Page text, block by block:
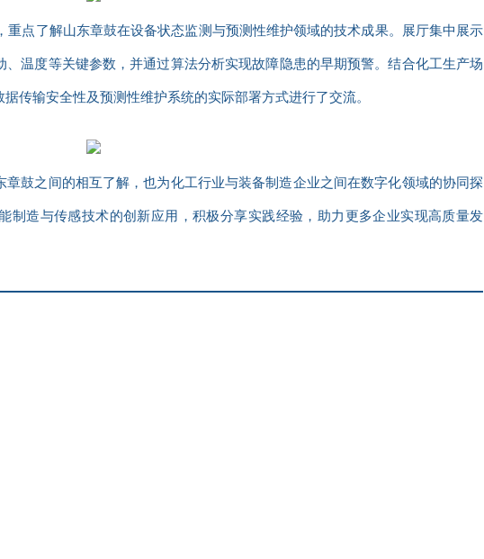
重点了解山东章鼓在设备状态监测与预测性维护领域的技术成果。展厅集中展示
、温度等关键参数，并通过算法分析实现故障隐患的早期预警。结合化工生产场
传输安全性及预测性维护系统的实际部署方式进行了交流。
鼓之间的相互了解，也为化工行业与装备制造企业之间在数字化领域的协同探
制造与传感技术的创新应用，积极分享实践经验，助力更多企业实现高质量发